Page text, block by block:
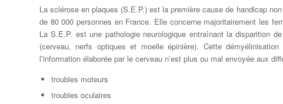
La sclérose en plaques (S.E.P.) est la première cause de handicap
de 80 000 personnes en France. Elle concerne majoritairement les
La S.E.P. est une pathologie neurologique entraînant la disparition
(cerveau, nerfs optiques et moelle épinière). Cette
l’information élaborée par le cerveau n’est plus ou mal envoyée aux
troubles moteurs
troubles oculaires